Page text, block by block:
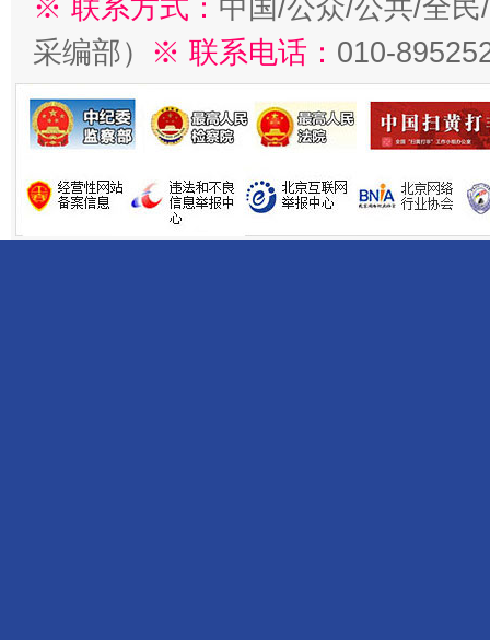
※ 联系方式： 中国/公众/公共/全
采编部） ※ 联系电话： 010-